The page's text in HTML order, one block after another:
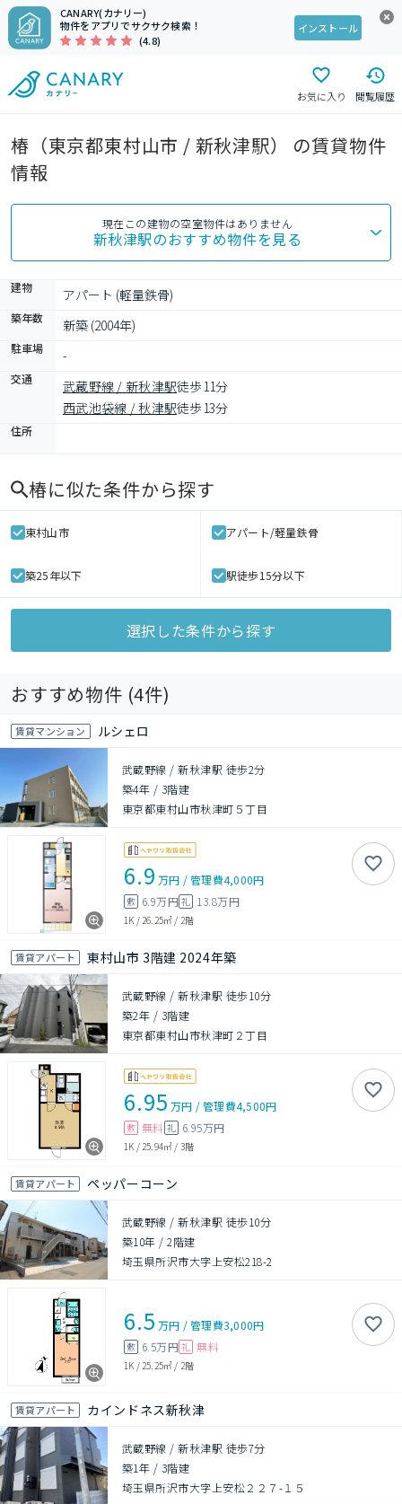
CANARY(カナリー)
物件をアプリでサクサク検索！
(4.8)
インストール
お気に入り 閲覧履歴
椿（東京都東村山市 / 新秋津駅） の賃貸物件
情報
現在この建物の空室物件はありません
新秋津駅のおすすめ物件を見る
建物 アパート (軽量鉄骨)
築年数 新築 (2004年)
駐車場 -
交通 武蔵野線 / 新秋津駅徒歩11分
西武池袋線 / 秋津駅徒歩13分
住所
椿に似た条件から探す
東村山市 アパート/軽量鉄骨
築25年以下 駅徒歩15分以下
選択した条件から探す
おすすめ物件 (4件)
賃貸マンション ルシェロ
武蔵野線 / 新秋津駅 徒歩2分
築4年 / 3階建
東京都東村山市秋津町５丁目
6.9 万円 /管理費4,000円
敷 6.9万円礼 13.8万円
1K /26.25㎡ / 2階
賃貸アパート 東村山市 3階建 2024年築
武蔵野線 / 新秋津駅 徒歩10分
築2年 / 3階建
東京都東村山市秋津町２丁目
6.95 万円 /管理費4,500円
敷 無料 礼 6.95万円
1K /25.94㎡ / 3階
賃貸アパート ペッパーコーン
武蔵野線 / 新秋津駅 徒歩10分
築10年 /2階建
埼玉県所沢市大字上安松218-2
6.5 万円 /管理費3,000円
敷 6.5万円 礼 無料
1K / 25.25㎡ / 2階
賃貸アパート カインドネス新秋津
武蔵野線 / 新秋津駅 徒歩7分
築1年 / 3階建
埼玉県所沢市大字上安松２２７-１５